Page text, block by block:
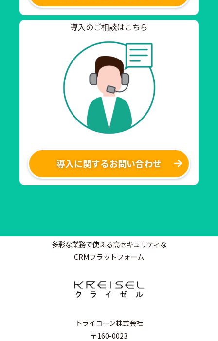
導入のご相談はこちら
導入に関するお問い合わせ
多彩な業務で使える高セキュリティな
CRMプラットフォーム
トライコーン株式会社
〒160-0023